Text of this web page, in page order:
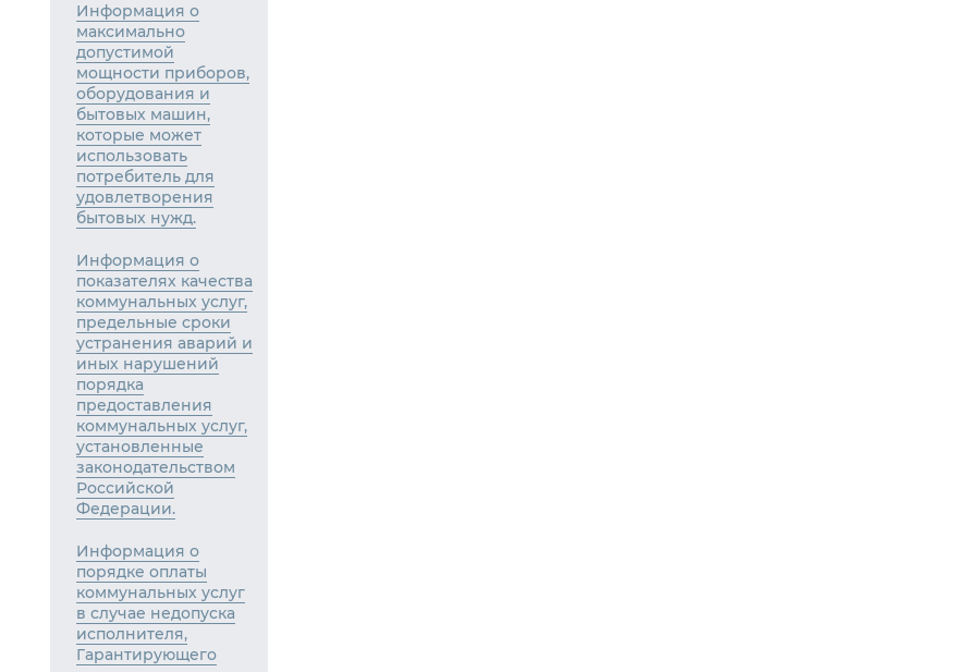
Информация о
максимально
допустимой
мощности приборов,
оборудования и
бытовых машин,
которые может
использовать
потребитель для
удовлетворения
бытовых нужд.
Информация о
показателях качества
коммунальных услуг,
предельные сроки
устранения аварий и
иных нарушений
порядка
предоставления
коммунальных услуг,
установленные
законодательством
Российской
Федерации.
Информация о
порядке оплаты
коммунальных услуг
в случае недопуска
исполнителя,
Гарантирующего